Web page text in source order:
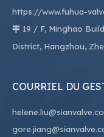
https://www.fuhua-
 19 / F, Minghao
District, Hangzhou,
COURRIEL DU